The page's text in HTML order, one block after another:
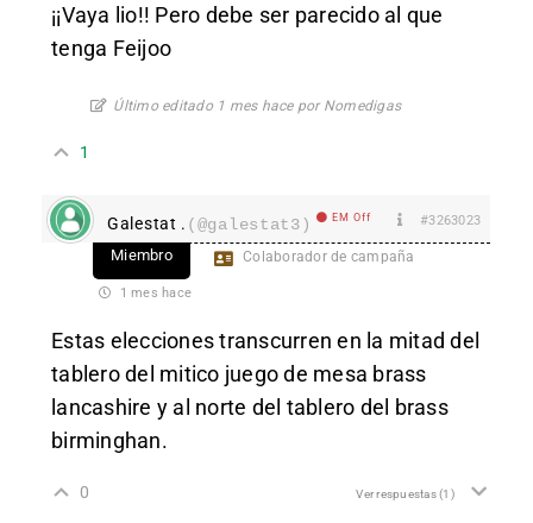
¡¡Vaya lio!! Pero debe ser parecido al que
tenga Feijoo
Último editado 1 mes hace por Nomedigas
1
Galestat . (@galestat3) EM Off #3263023
Miembro Colaborador de campaña
1 mes hace
Estas elecciones transcurren en la mitad del
tablero del mitico juego de mesa brass
lancashire y al norte del tablero del brass
birminghan.
0 Ver respuestas(1)